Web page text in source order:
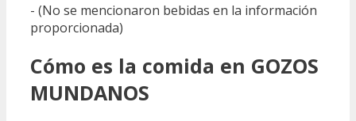
- (No se mencionaron bebidas en la información
proporcionada)
Cómo es la comida en GOZOS
MUNDANOS